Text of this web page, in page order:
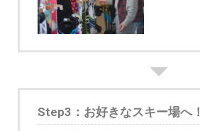
Step3：お好きなスキー場へ！